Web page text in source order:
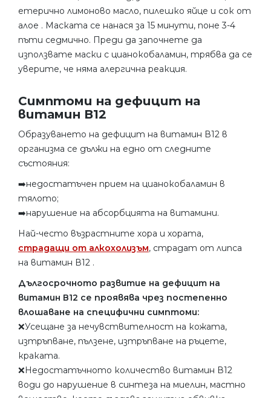
етерично лимоново масло, пилешко яйце и сок от
алое . Маската се нанася за 15 минути, поне 3-4
пъти седмично. Преди да започнете да
използвате маски с цианокобаламин, трябва да се
уверите, че няма алергична реакция.
Симптоми на дефицит на
витамин В12
Образуването на дефицит на витамин В12 в
организма се дължи на едно от следните
състояния:
➡️недостатъчен прием на цианокобаламин в
тялото;
➡️нарушение на абсорбцията на витамини.
Най-често възрастните хора и хората,
страдащи от алкохолизъм, страдат от липса
на витамин В12 .
Дългосрочното развитие на дефицит на
витамин В12 се проявява чрез постепенно
влошаване на специфични симптоми:
❌Усещане за нечувствителност на кожата,
изтръпване, пълзене, изтръпване на ръцете,
краката.
❌Недостатъчното количество витамин В12
води до нарушение в синтеза на миелин, мастно